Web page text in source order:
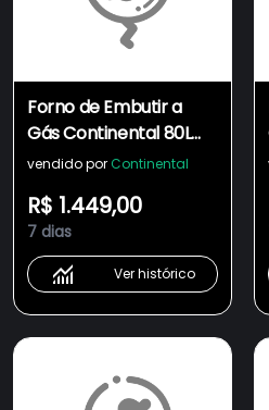
Forno de Embutir a
Gás Continental 80L
com TOPLimpaFácil
vendido por Continental
R$ 1.449,00
7 dias
Ver histórico